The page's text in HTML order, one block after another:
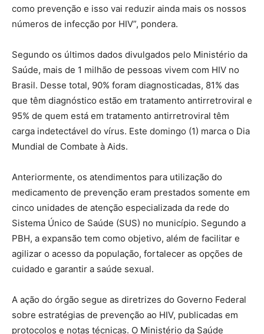
como prevenção e isso vai reduzir ainda mais os nossos
números de infecção por HIV”, pondera.
Segundo os últimos dados divulgados pelo Ministério da
Saúde, mais de 1 milhão de pessoas vivem com HIV no
Brasil. Desse total, 90% foram diagnosticadas, 81% das
que têm diagnóstico estão em tratamento antirretroviral e
95% de quem está em tratamento antirretroviral têm
carga indetectável do vírus. Este domingo (1) marca o Dia
Mundial de Combate à Aids.
Anteriormente, os atendimentos para utilização do
medicamento de prevenção eram prestados somente em
cinco unidades de atenção especializada da rede do
Sistema Único de Saúde (SUS) no município. Segundo a
PBH, a expansão tem como objetivo, além de facilitar e
agilizar o acesso da população, fortalecer as opções de
cuidado e garantir a saúde sexual.
A ação do órgão segue as diretrizes do Governo Federal
sobre estratégias de prevenção ao HIV, publicadas em
protocolos e notas técnicas. O Ministério da Saúde